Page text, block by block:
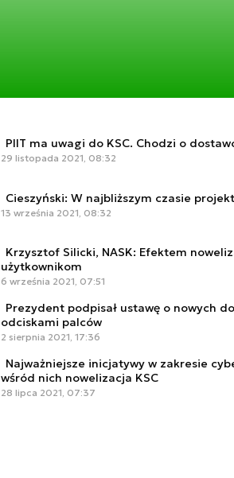
PIIT ma uwagi do KSC. Chodzi o
29 listopada 2021, 08:32
Cieszyński: W najbliższym czasie
13 września 2021, 08:32
Krzysztof Silicki, NASK: Efektem
użytkownikom
6 września 2021, 07:51
Prezydent podpisał ustawę o nowych
odciskami palców
2 sierpnia 2021, 17:36
Najważniejsze inicjatywy w zakresie
wśród nich nowelizacja KSC
28 lipca 2021, 07:37